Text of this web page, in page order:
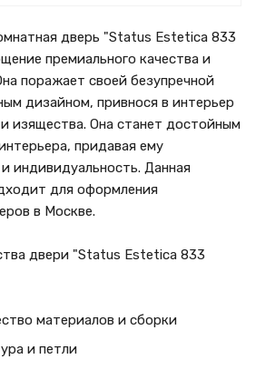
дверь "Status Estetica 833
премиального качества и
поражает своей безупречной
дизайном, привнося в интерьер
изящества. Она станет достойным
придавая ему
индивидуальность. Данная
для оформления
в Москве.
двери "Status Estetica 833
материалов и сборки
и петли